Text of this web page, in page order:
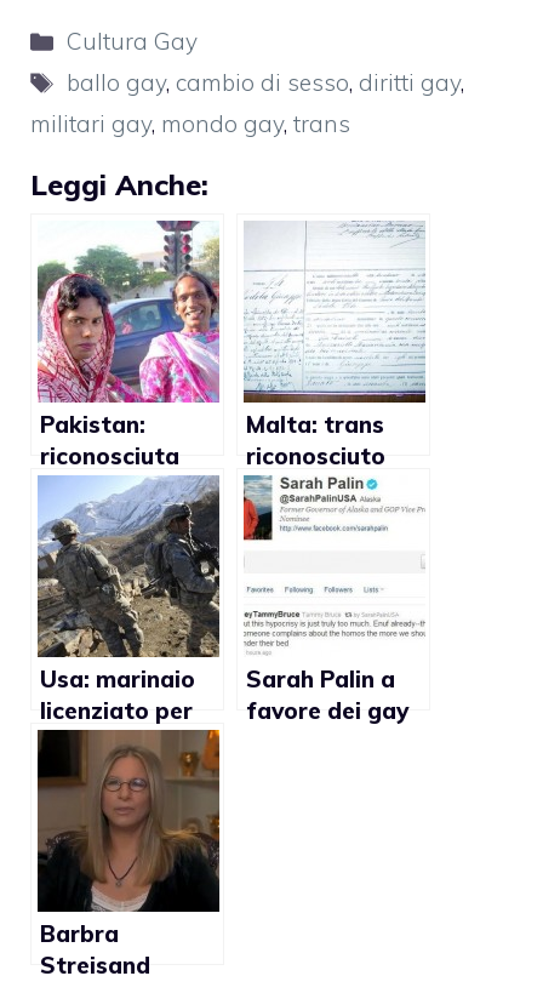
Categorie
Cultura Gay
Tag
ballo gay, cambio di sesso, diritti gay,
militari gay, mondo gay, trans
Leggi Anche:
Pakistan:
riconosciuta
l’identità di
genere ai trans
Malta: trans
riconosciuto
uomo anche sul
certificato di
nascita
Usa: marinaio
licenziato per
aver fatto
sesso con un
collega
Sarah Palin a
favore dei gay
Barbra
Streisand